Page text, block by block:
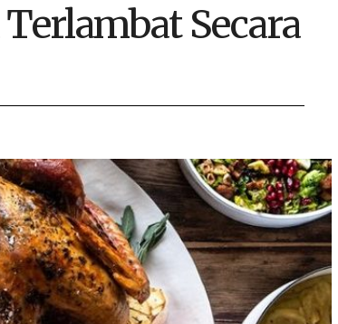
Secara